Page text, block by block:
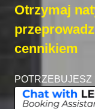
Otrzymaj
cennikiem
POTRZEBUJESZ